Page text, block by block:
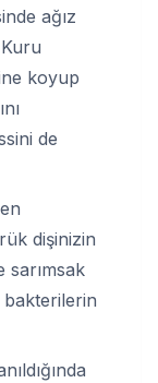
ağız
koyup
de
dişinizin
sarımsak
bakterilerin